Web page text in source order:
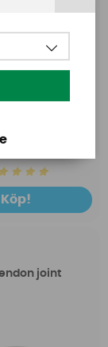
SEK
Köp!
joint